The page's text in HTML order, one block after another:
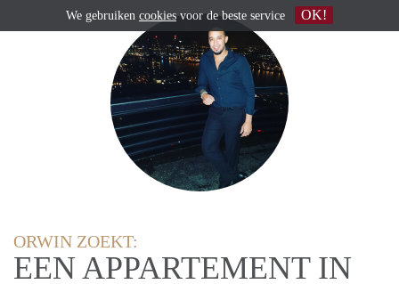
ORWIN ZOEKT:
EEN APPARTEMENT IN
We gebruiken cookiesvoor de beste service OK!